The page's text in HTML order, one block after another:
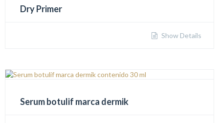
Dry Primer
Show Details
Serum botulif marca dermik